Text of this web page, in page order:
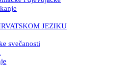
JEZIKU
svečanosti